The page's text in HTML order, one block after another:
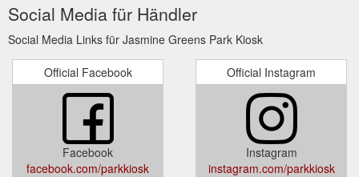
Social Media für Händler
Social Media Links für Jasmine Greens Park Kiosk
Official Facebook
Facebook
facebook.com/parkkiosk
Official Instagram
Instagram
instagram.com/parkkiosk